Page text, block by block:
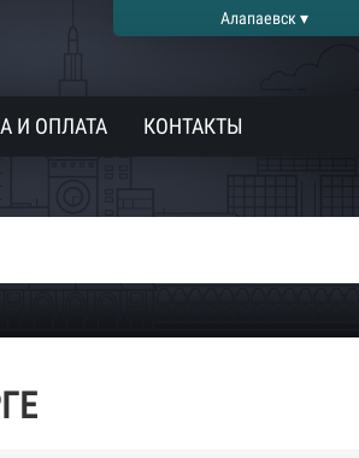
Алапаевск ▾
И ОПЛАТА КОНТАКТЫ